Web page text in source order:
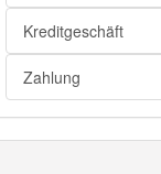
Kreditgeschäft
Zahlung